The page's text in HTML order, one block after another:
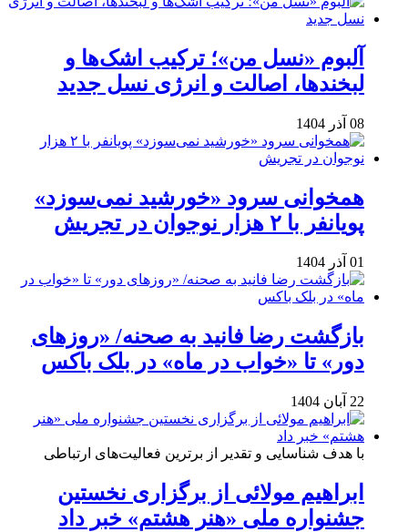
آلبوم «نسل من»؛ ترکیب اشک‌ها و
لبخندها، اصالت و انرژی نسل جدید
08 آذر 1404
همخوانی سرود «خورشید نمی‌سوزد»
پویانفر با ۲ هزار نوجوان در تجریش
01 آذر 1404
بازگشت رضا فانید به صحنه/ «روزهای
دور» تا «خواب در ماه» در بلک باکس
22 آبان 1404
با هدف شناسایی و تقدیر از برترین فعالیت‌های ارتباطی
ابراهیم مولائی از برگزاری نخستین
جشنواره ملی «هنر هشتم» خبر داد